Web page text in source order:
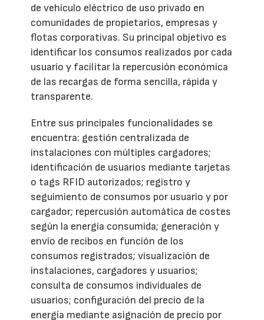
de vehículo eléctrico de uso privado en
comunidades de propietarios, empresas y
flotas corporativas. Su principal objetivo es
identificar los consumos realizados por cada
usuario y facilitar la repercusión económica
de las recargas de forma sencilla, rápida y
transparente.
Entre sus principales funcionalidades se
encuentra: gestión centralizada de
instalaciones con múltiples cargadores;
identificación de usuarios mediante tarjetas
o tags RFID autorizados; registro y
seguimiento de consumos por usuario y por
cargador; repercusión automática de costes
según la energía consumida; generación y
envío de recibos en función de los
consumos registrados; visualización de
instalaciones, cargadores y usuarios;
consulta de consumos individuales de
usuarios; configuración del precio de la
energía mediante asignación de precio por